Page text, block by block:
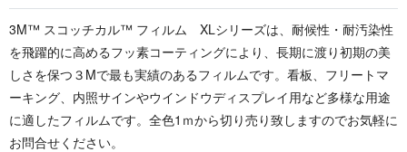
3M™ スコッチカル™ フィルム XLシリーズは、耐候性・耐汚染性
を飛躍的に高めるフッ素コーティングにより、長期に渡り初期の美
しさを保つ３Mで最も実績のあるフィルムです。看板、フリートマ
ーキング、内照サインやウインドウディスプレイ用など多様な用途
に適したフィルムです。全色1ｍから切り売り致しますのでお気軽に
お問合せください。